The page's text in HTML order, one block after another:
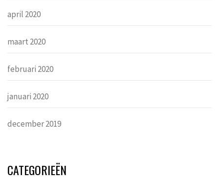
april 2020
maart 2020
februari 2020
januari 2020
december 2019
CATEGORIEËN